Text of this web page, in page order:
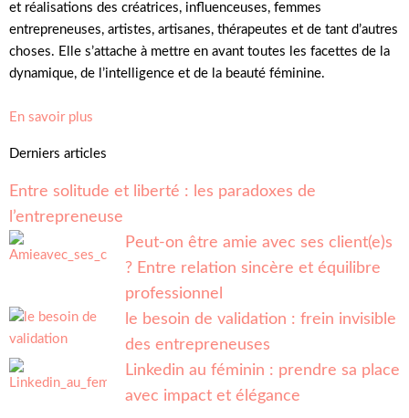
et réalisations des créatrices, influenceuses, femmes
entrepreneuses, artistes, artisanes, thérapeutes et de tant d’autres
choses. Elle s’attache à mettre en avant toutes les facettes de la
dynamique, de l’intelligence et de la beauté féminine.
En savoir plus
Derniers articles
Entre solitude et liberté : les paradoxes de
l’entrepreneuse
Peut-on être amie avec ses client(e)s
? Entre relation sincère et équilibre
professionnel
le besoin de validation : frein invisible
des entrepreneuses
Linkedin au féminin : prendre sa place
avec impact et élégance